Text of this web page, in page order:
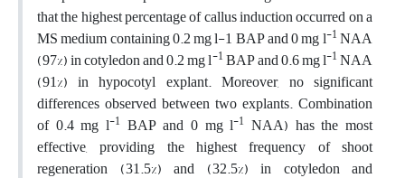
that the highest percentage of callus induction occurred on a
MS medium containing 0.2 mg l-1 BAP and 0 mg l-1NAA
(97%) in cotyledon and 0.2 mg l-1BAP and 0.6 mg l-1NAA
(91%) in hypocotyl explant. Moreover, no significant
differences observed between two explants. Combination
of 0.4 mg l-1 BAP and 0 mg l-1 NAA) has the most
effective, providing the highest frequency of shoot
regeneration (31.5%) and (32.5%) in cotyledon and